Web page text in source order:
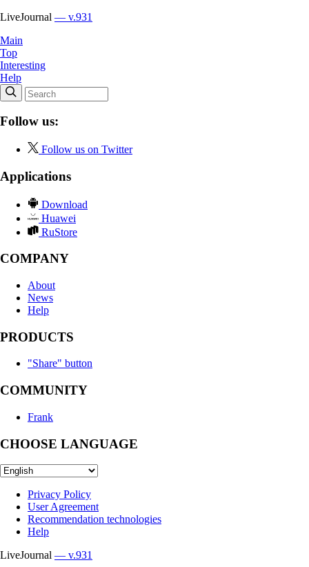
LiveJournal — v.931
Main
Top
Interesting
Help
Follow us:
Follow us on Twitter
Applications
Download
Huawei
RuStore
COMPANY
About
News
Help
PRODUCTS
"Share" button
COMMUNITY
Frank
CHOOSE LANGUAGE
Privacy Policy
User Agreement
Recommendation technologies
Help
LiveJournal — v.931